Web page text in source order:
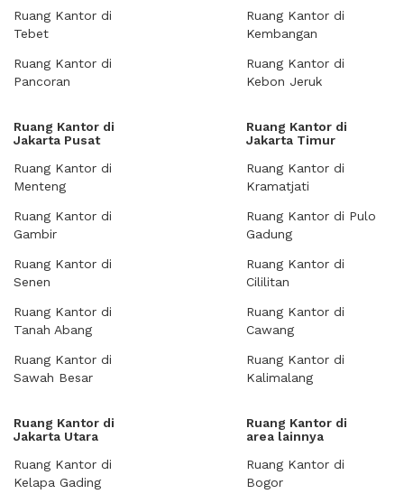
Ruang Kantor di
Tebet
Ruang Kantor di
Pancoran
Ruang Kantor di
Kembangan
Ruang Kantor di
Kebon Jeruk
Ruang Kantor di
Jakarta Pusat
Ruang Kantor di
Menteng
Ruang Kantor di
Gambir
Ruang Kantor di
Senen
Ruang Kantor di
Tanah Abang
Ruang Kantor di
Sawah Besar
Ruang Kantor di
Jakarta Timur
Ruang Kantor di
Kramatjati
Ruang Kantor di Pulo
Gadung
Ruang Kantor di
Cililitan
Ruang Kantor di
Cawang
Ruang Kantor di
Kalimalang
Ruang Kantor di
Jakarta Utara
Ruang Kantor di
Kelapa Gading
Ruang Kantor di
area lainnya
Ruang Kantor di
Bogor